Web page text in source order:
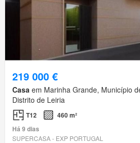
219 000 €
Casa em Marinha Grande, Município
Distrito de Leiria
T12
460 m²
Há 9 dias
SUPERCASA - EXP PORTUGAL